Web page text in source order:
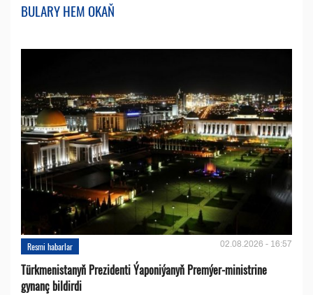
BULARY HEM OKAŇ
Resmi habarlar 02.08.2026 - 16:57
Türkmenistanyň Prezidenti Ýaponiýanyň Premýer-ministrine
gynanç bildirdi